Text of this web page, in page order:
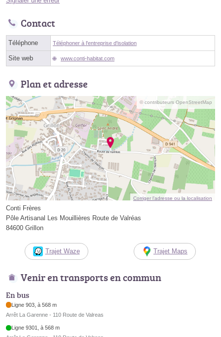
Contact
Téléphone Téléphoner à l'entreprise d'isolation
Site web www.conti-habitat.com
Plan et adresse
© contributeurs OpenStreetMap
Corriger l’adresse ou la localisation
Conti Frères
Pôle Artisanal Les Mouillières Route de Valréas
84600 Grillon
Trajet Waze Trajet Maps
Venir en transports en commun
En bus
Ligne 903, à 568 m
Arrêt La Garenne - 110 Route de Valreas
Ligne 9301, à 568 m